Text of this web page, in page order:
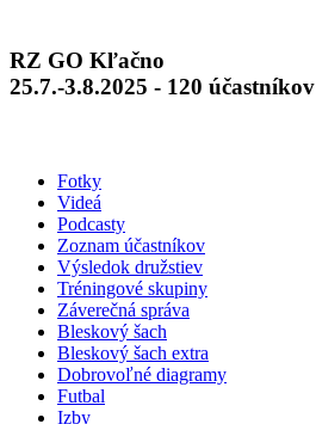
RZ GO Kľačno
25.7.-3.8.2025 - 120 účastníkov
Fotky
Videá
Podcasty
Zoznam účastníkov
Výsledok družstiev
Tréningové skupiny
Záverečná správa
Bleskový šach
Bleskový šach extra
Dobrovoľné diagramy
Futbal
Izby